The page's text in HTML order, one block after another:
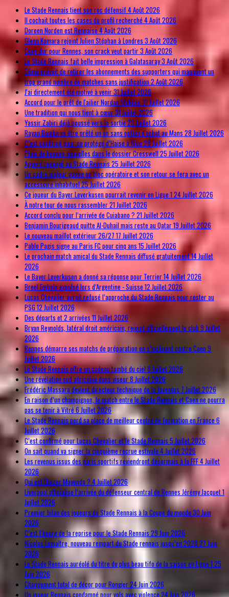
Le Stade Rennais tient son roc défensif 4 Août 2026
Il cochait toutes les cases du profil recherché4 Août 2026
Doreen Norden est Rennaise4 Août 2026
Glenn Kamara rejoint Julien Stéphan à Londres 3 Août 2026
Coup dur pour Rennes, son crack veut partir3 Août 2026
Le Stade Rennais fait belle impression à Galatasaray3 Août 2026
Côme prévoit de retirer les abonnements des supporters qui manquent un
trop grand nombre de matches sans justification2 Août 2026
J'ai directement été motivé à venir31 Juillet 2026
Accord pour le prêt de l'ailier Nordan Mukiele 31 Juillet 2026
Une tradition qui nous tient à cœur31 Juillet 2026
Yassir Zabiri déjà poussé vers la sortie29 Juillet 2026
Rayan Bamba va être prêté un an sans option d'achat au Mans 28 Juillet 2026
C’est confirmé pour ce protégé d’Haise à Nice 28 Juillet 2026
Pluie de bonnes nouvelles dans le dossier Cresswell25 Juillet 2026
Aguerd renvoyé au Stade Rennais25 Juillet 2026
Un cadre majeur passe au bloc opératoire et son retour se fera avec un
accessoire inhabituel25 Juillet 2026
Ce joueur du Bayer Leverkusen pourrait revenir en Ligue 124 Juillet 2026
À notre tour de nous rassembler21 Juillet 2026
Accord conclu pour l’arrivée de Cuiabano ? 21 Juillet 2026
Benjamin Bourigeaud quitte Al-Duhail mais reste au Qatar19 Juillet 2026
Le nouveau maillot extérieur 26/2717 Juillet 2026
Pablo Pagis signe au Paris FC pour cinq ans15 Juillet 2026
Le prochain match amical du Stade Rennais diffusé gratuitement14 Juillet
2026
Le Bayer Leverkusen a donné sa réponse pour Terrier14 Juillet 2026
Breel Embolo expulsé lors d’Argentine - Suisse12 Juillet 2026
Lucas Chevalier aurait refusé l’approche du Stade Rennais pour rester au
PSG12 Juillet 2026
Des départs et 2 arrivées11 Juillet 2026
Bryan Reynolds, latéral droit américain, rejoint officiellement le club 9 Juillet
2026
Rennes démarre ses matchs de préparation en s’inclinant contre Caen 9
Juillet 2026
Le Stade Rennais offre un cadeau tombé du ciel8 Juillet 2026
Une révélation sud africaine dans viseur8 Juillet 2026
Frédéric Massara devient directeur technique de la Juventus 7 Juillet 2026
En raison d’un champignon, le match entre le Stade Rennais et Caen ne pourra
pas se tenir à Vitré6 Juillet 2026
Le Stade Rennais perd sa place de meilleur centre de formation en France 6
Juillet 2026
C’est confirmé pour Lucas Chevalier et le Stade Rennais 5 Juillet 2026
On sait quand va signer la cinquième recrue estivale 4 Juillet 2026
Les revenus issus des paris sportifs reviendront désormais à la FFF4 Juillet
2026
Qui est Eliezer Mayenda ? 4 Juillet 2026
Liverpool officialise l’arrivée du défenseur central de Rennes Jérémy Jacquet1
Juillet 2026
Premier bilan des joueurs du Stade Rennais à la Coupe du monde30 Juin
2026
C’est l’heure de la reprise pour le Stade Rennais 29 Juin 2026
Nicolas Lemaître, nouveau rempart du Stade rennais jusqu’en 2028 27 Juin
2026
Le Stade Rennais auréolé du titre du plus beau tifo de la saison en Ligue 125
Juin 2026
Changement total de décor pour Rongier24 Juin 2026
Un joueur Rennais condamné pour vols avec violence 24 Juin 2026